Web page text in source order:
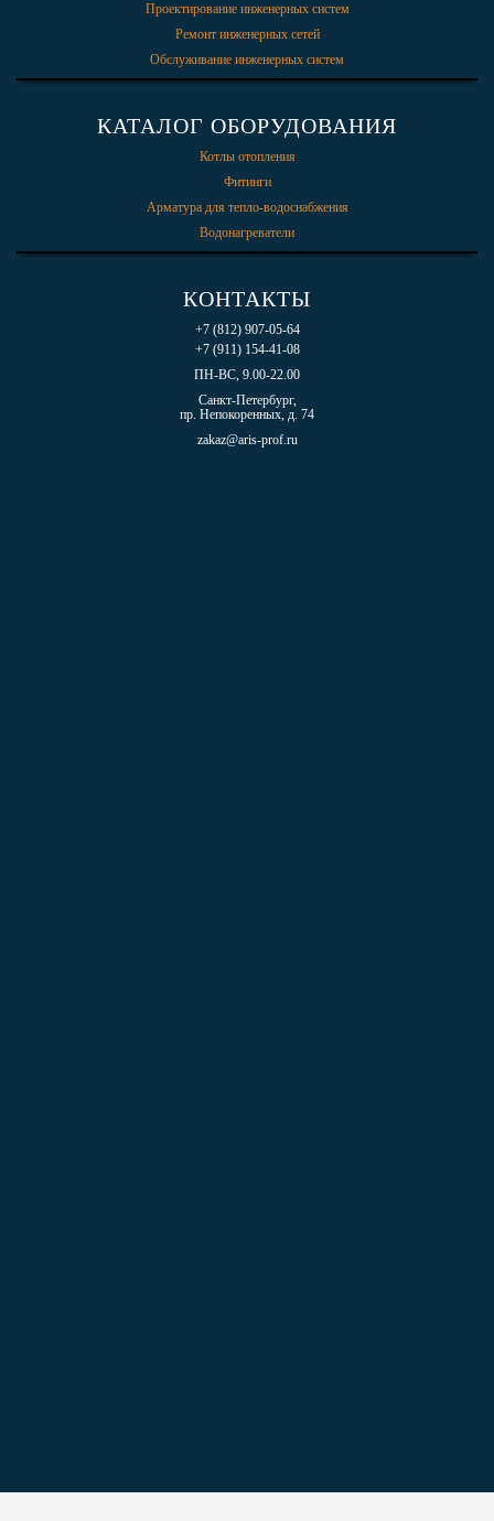
Проектирование инженерных систем
Ремонт инженерных сетей
Обслуживание инженерных систем
КАТАЛОГ ОБОРУДОВАНИЯ
Котлы отопления
Фитинги
Арматура для тепло-водоснабжения
Водонагреватели
КОНТАКТЫ
+7 (812) 907-05-64
+7 (911) 154-41-08
ПН-ВС, 9.00-22.00
Санкт-Петербург,
пр. Непокоренных, д. 74
zakaz@aris-prof.ru